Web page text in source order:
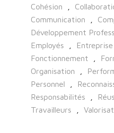
Cohésion
Communication
Développement
Employés
Entreprise
Fonctionnement
Organisation
Personnel
Responsabilités
Travailleurs